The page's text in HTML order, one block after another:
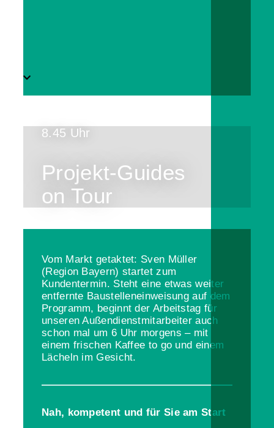
8.45 Uhr
Projekt-Guides
on Tour
Vom Markt getaktet: Sven Müller
(Region Bayern) startet zum
Kundentermin. Steht eine etwas weiter
entfernte Baustelleneinweisung auf dem
Programm, beginnt der Arbeitstag für
unseren Außendienstmitarbeiter auch
schon mal um 6 Uhr morgens – mit
einem frischen Kaffee to go und einem
Lächeln im Gesicht.
Nah, kompetent und für Sie am Start